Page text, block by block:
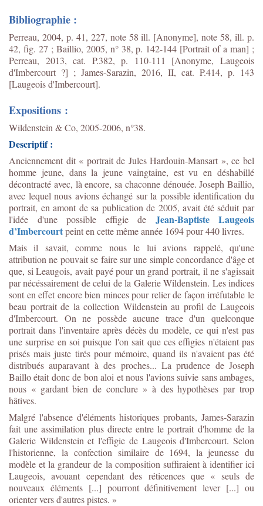
Bibliographie :
Perreau, 2004, p. 41, 227, note 58 ill. [Anonyme], note 58, ill. p.
42, fig. 27 ; Baillio, 2005, n° 38, p. 142-144 [Portrait of a man] ;
Perreau, 2013, cat. P.382, p. 110-111 [Anonyme, Laugeois
d'Imbercourt ?] ; James-Sarazin, 2016, II, cat. P.414, p. 143
[Laugeois d'Imbercourt].
Expositions :
Wildenstein & Co, 2005-2006, n°38.
Descriptif :
Anciennement dit « portrait de Jules Hardouin-Mansart », ce bel
homme jeune, dans la jeune vaingtaine, est vu en déshabillé
décontracté avec, là encore, sa chaconne dénouée. Joseph Baillio,
avec lequel nous avions échangé sur la possible identification du
portrait, en amont de sa publication de 2005, avait été séduit par
l'idée d'une possible effigie de Jean-Baptiste Laugeois
d’Imbercourtpeint en cette même année 1694 pour 440 livres.
Mais il savait, comme nous le lui avions rappelé, qu'une
attribution ne pouvait se faire sur une simple concordance d'âge et
que, si Leaugois, avait payé pour un grand portrait, il ne s'agissait
par nécéssairement de celui de la Galerie Wildenstein. Les indices
sont en effet encore bien minces pour relier de façon irréfutable le
beau portrait de la collection Wildenstein au profil de Laugeois
d'Imbercourt. On ne possède aucune trace d'un quelconque
portrait dans l'inventaire après décès du modèle, ce qui n'est pas
une surprise en soi puisque l'on sait que ces effigies n'étaient pas
prisés mais juste tirés pour mémoire, quand ils n'avaient pas été
distribués auparavant à des proches... La prudence de Joseph
Baillo était donc de bon aloi et nous l'avions suivie sans ambages,
nous « gardant bien de conclure » à des hypothèses par trop
hâtives.
Malgré l'absence d'éléments historiques probants, James-Sarazin
fait une assimilation plus directe entre le portrait d'homme de la
Galerie Wildenstein et l'effigie de Laugeois d'Imbercourt. Selon
l'historienne, la confection similaire de 1694, la jeunesse du
modèle et la grandeur de la composition suffiraient à identifier ici
Laugeois, avouant cependant des réticences que « seuls de
nouveaux éléments [...] pourront définitivement lever [...] ou
orienter vers d'autres pistes. »